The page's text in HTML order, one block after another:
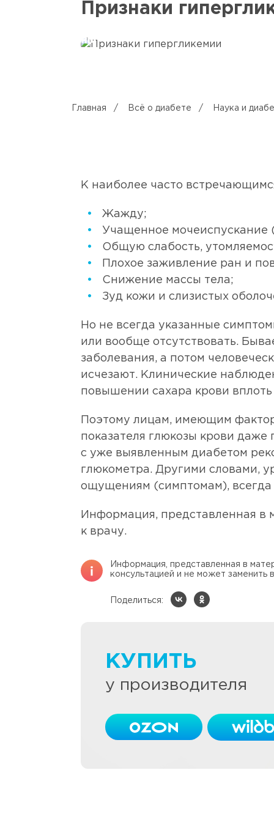
Главная / Всё о диабете / Наука и
Признаки
К наиболее часто
Жажду;
Учащенное мочеиспускание
Общую слабость,
Плохое заживление ран и
Снижение массы тела;
Зуд кожи и слизистых
Но не всегда указанные
или вообще отсутствовать.
заболевания, а потом
исчезают. Клинические
повышении сахара крови вплоть
Поэтому лицам, имеющим
показателя глюкозы крови
с уже выявленным диабетом
глюкометра. Другими словами,
ощущениям (симптомам), всегда
Информация, представленная в
к врачу.
Информация, представленная в
консультацией и не может заменить
Поделиться:
КУПИТЬ
у производителя